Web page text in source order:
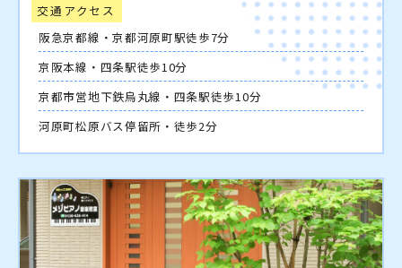
交通アクセス
阪急京都線・京都河原町駅徒歩7分
京阪本線・四条駅徒歩10分
京都市営地下鉄烏丸線・四条駅徒歩10分
河原町松原バス停留所・徒歩2分